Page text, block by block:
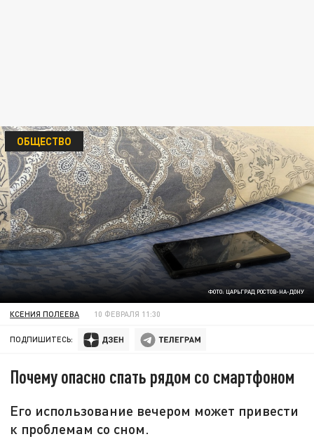
ФОТО: ЦАРЬГРАД РОСТОВ-НА-ДОНУ
ОБЩЕСТВО
КСЕНИЯ ПОЛЕЕВА 10 ФЕВРАЛЯ 11:30
ПОДПИШИТЕСЬ:
Почему опасно спать рядом со смартфоном
Его использование вечером может привести
к проблемам со сном.